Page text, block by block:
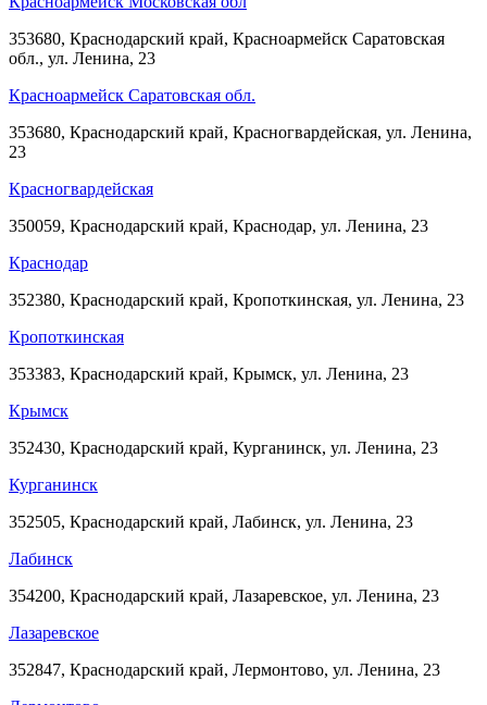
353680, Краснодарский край, Красноармейск Саратовская
обл., ул. Ленина, 23
Красноармейск Саратовская обл.
353680, Краснодарский край, Красногвардейская, ул. Ленина,
23
Красногвардейская
350059, Краснодарский край, Краснодар, ул. Ленина, 23
Краснодар
352380, Краснодарский край, Кропоткинская, ул. Ленина, 23
Кропоткинская
353383, Краснодарский край, Крымск, ул. Ленина, 23
Крымск
352430, Краснодарский край, Курганинск, ул. Ленина, 23
Курганинск
352505, Краснодарский край, Лабинск, ул. Ленина, 23
Лабинск
354200, Краснодарский край, Лазаревское, ул. Ленина, 23
Лазаревское
352847, Краснодарский край, Лермонтово, ул. Ленина, 23